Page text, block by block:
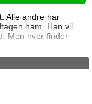
Alle andre har
ham. Han vil
Men hvor finder